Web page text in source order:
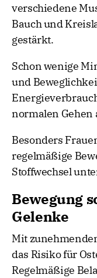
verschiedene
Bauch und
gestärkt.
Schon wenige
und
normalen Gehen
Besonders
regelmäßige
Stoffwechsel
Bewegung
Gelenke
Mit
das Risiko für
Regelmäßige